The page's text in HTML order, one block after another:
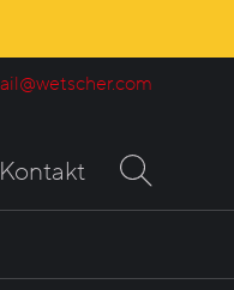
Kontakt